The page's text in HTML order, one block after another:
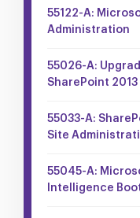
55122-A:
Administration
55026-A:
SharePoint 2013
55033-A:
Site
55045-A:
Intelligence